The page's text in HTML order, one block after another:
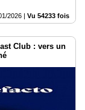
2026 | Vu 54233 fois
Club : vers un